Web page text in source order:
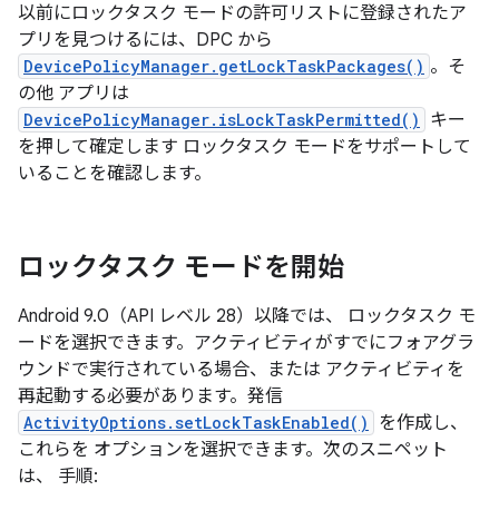
以前にロックタスク モードの許可リストに登録されたア
プリを見つけるには、DPC から
DevicePolicyManager.getLockTaskPackages() 。そ
の他 アプリは
DevicePolicyManager.isLockTaskPermitted()
キー
を押して確定します ロックタスク モードをサポートして
いることを確認します。
ロックタスク モードを開始
Android 9.0（API レベル 28）以降では、 ロックタスク モ
ードを選択できます。アクティビティがすでにフォアグラ
ウンドで実行されている場合、または アクティビティを
再起動する必要があります。発信
ActivityOptions.setLockTaskEnabled()
を作成し、
これらを オプションを選択できます。次のスニペット
は、 手順: